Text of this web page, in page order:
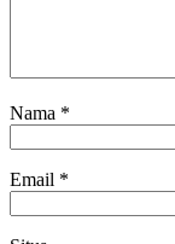
Nama *
Email *